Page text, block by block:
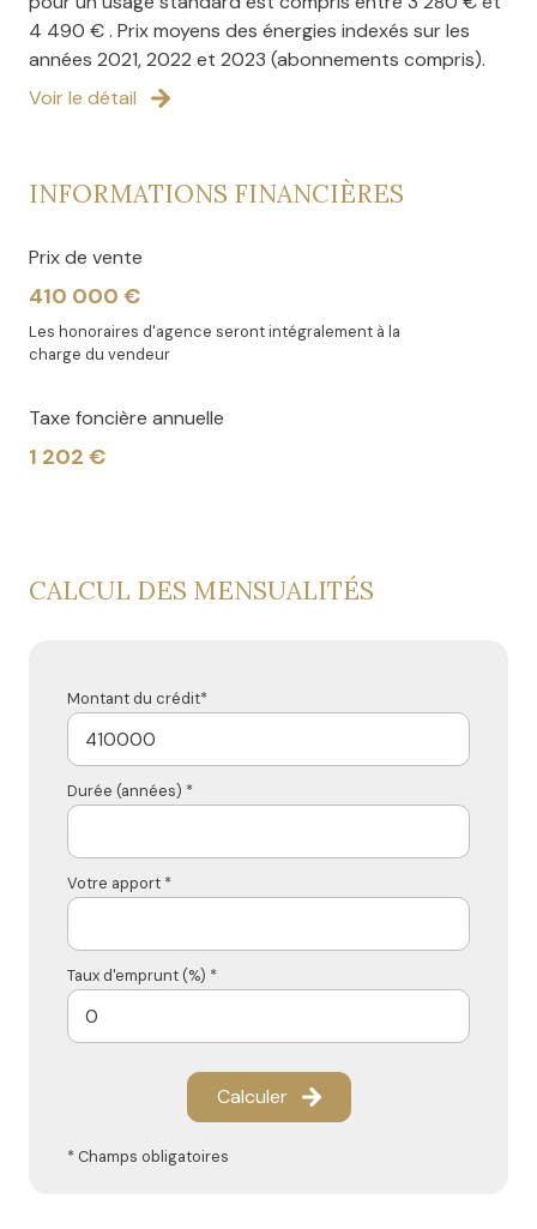
enregistré au RCAS de Valenciennes sous le numéro
2024AC00108 agissant pour le compte de l'agence
immobilière La Pépite.
exposé sont disponibles sur le siteGéorisques
4 490 € . Prix moyens des énergies indexés sur les
années 2021, 2022 et 2023 (abonnements compris).
Voir le détail
INFORMATIONS FINANCIÈRES
Prix de vente
410 000 €
Les honoraires d'agence seront intégralement à la
charge du vendeur
Taxe foncière annuelle
1 202 €
CALCUL DES MENSUALITÉS
Montant du crédit*
Durée (années) *
Votre apport *
Taux d'emprunt (%) *
Calculer
* Champs obligatoires